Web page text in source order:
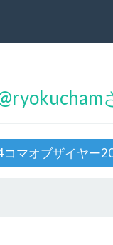
マオブザイヤー